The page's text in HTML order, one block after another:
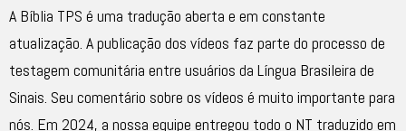
A Bíblia TPS é uma tradução aberta e em constante
atualização. A publicação dos vídeos faz parte do processo de
testagem comunitária entre usuários da Língua Brasileira de
Sinais. Seu comentário sobre os vídeos é muito importante para
nós. Em 2024, a nossa equipe entregou todo o NT traduzido em